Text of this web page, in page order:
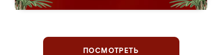
ПОСМОТРЕТЬ